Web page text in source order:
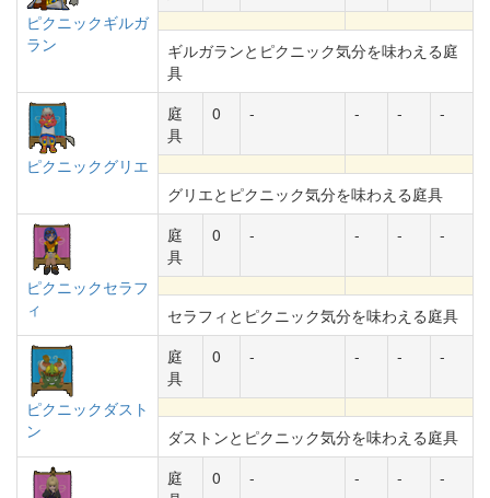
ピクニックギルガ
ラン
ギルガランとピクニック気分を味わえる庭
具
ピクニックグリエ
庭
具
0 - - - -
グリエとピクニック気分を味わえる庭具
ピクニックセラフ
ィ
庭
具
0 - - - -
セラフィとピクニック気分を味わえる庭具
ピクニックダスト
ン
庭
具
0 - - - -
ダストンとピクニック気分を味わえる庭具
庭
0 - - - -